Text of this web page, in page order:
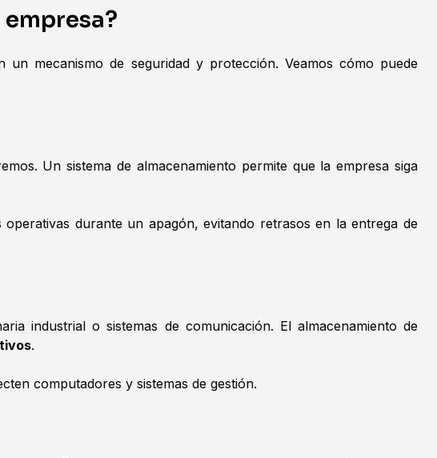
mecanismo de seguridad y protección. Veamos cómo puede
Un sistema de almacenamiento permite que la empresa siga
durante un apagón, evitando retrasos en la entrega de
industrial o sistemas de comunicación. El almacenamiento de
.
computadores y sistemas de gestión.